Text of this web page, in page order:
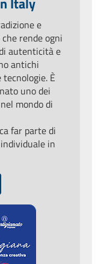
e
rende ogni
autenticità e
antichi
È
uno dei
mondo di
far parte di
in